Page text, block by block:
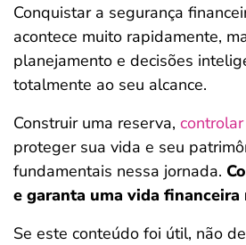
Conquistar a segurança
acontece muito rapidamente,
planejamento e decisões
totalmente ao seu alcance.
Construir uma reserva,
proteger sua vida e seu
fundamentais nessa jornada.
e garanta uma vida financeira
Se este conteúdo foi útil, não